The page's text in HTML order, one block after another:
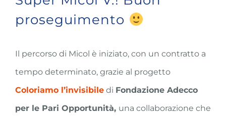
proseguimento
Il percorso di Micol è iniziato, con un contratto a
tempo determinato, grazie al progetto
Coloriamo l’invisibile di Fondazione Adecco
per le Pari Opportunità, una collaborazione che